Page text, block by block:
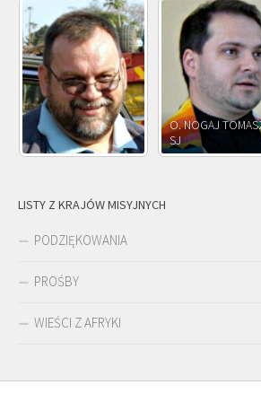
O. NOGAJ TOMASZ
SJ
LISTY Z KRAJÓW MISYJNYCH
PODZIĘKOWANIA
PROŚBY
WIEŚCI Z AFRYKI